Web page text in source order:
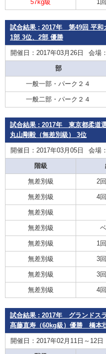
57kg級 1
試合結果 : 2017年 第49回 平和
1部 3位、2部 優勝
開催日：2017年03月26日 会場
部
一般一部・パーク２４
一般二部・パーク２４
試合結果 : 2017年 東京都柔道
丸山剛毅（無差別級） 3位
開催日：2017年03月05日 会場
階級
無差別級 2
無差別級 4
無差別級
無差別級
無差別級 1
無差別級 3
無差別級 3
無差別級 4
試合結果 : 2017年 グランドスラ
髙藤直寿（60kg級）優勝 橋本
開催日：2017年02月11日～12日